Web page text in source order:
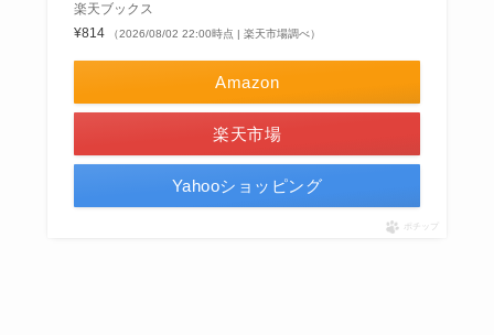
楽天ブックス
¥814
（2026/08/02 22:00時点 | 楽天市場調べ）
Amazon
楽天市場
Yahooショッピング
ポチップ